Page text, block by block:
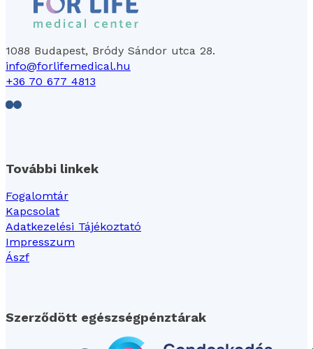
1088 Budapest, Bródy Sándor utca 28.
info@forlifemedical.hu
+36 70 677 4813
Follow us on Facebook
Follow us on LinkedIn
További linkek
Fogalomtár
Kapcsolat
Adatkezelési Tájékoztató
Impresszum
Ászf
Szerződött egészségpénztárak